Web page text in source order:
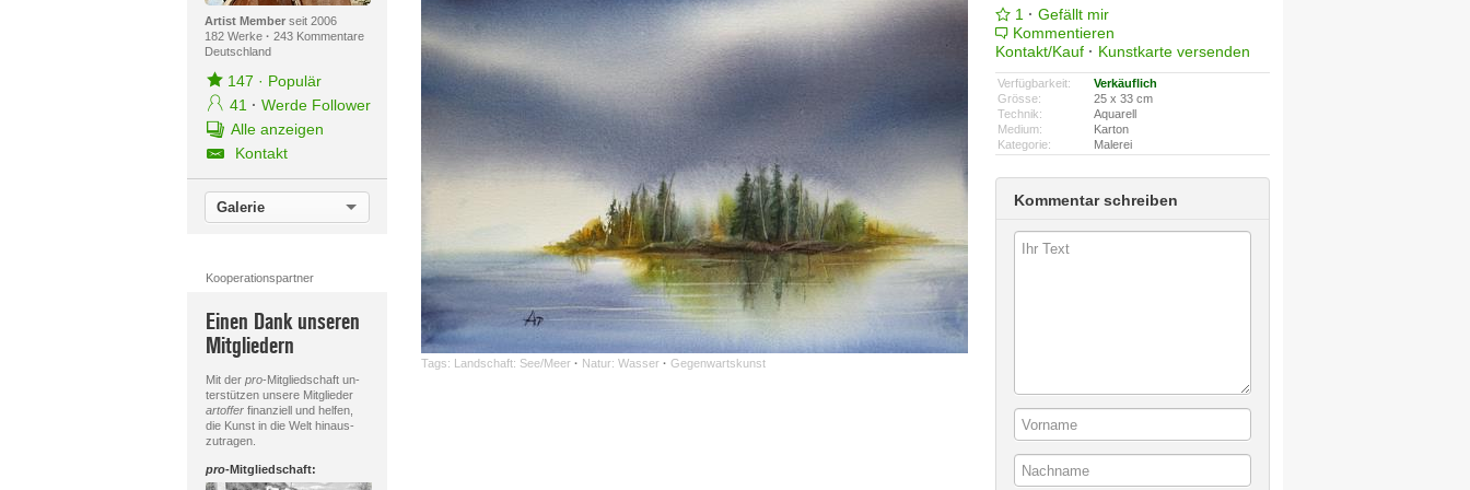
Artist Memberseit 2006
182 Werke · 243 Kommentare
Deutschland
147 · Populär
41 · Werde Follower
Alle anzeigen
Kontakt
Galerie
Kooperationspartner
Einen Dank unseren
Mitgliedern
Mit der pro-Mitgliedschaft un-
terstützen unsere Mitglieder
artofferfinanziell und helfen,
die Kunst in die Welt hinaus-
zutragen.
pro-Mitgliedschaft:
Tags: Landschaft: See/Meer · Natur: Wasser · Gegenwartskunst
1 · Gefällt mir
Kommentieren
Kontakt/Kauf · Kunstkarte versenden
Verfügbarkeit:
Verkäuflich
Grösse:
25 x 33 cm
Technik:
Aquarell
Medium:
Karton
Kategorie:
Malerei
Kommentar schreiben